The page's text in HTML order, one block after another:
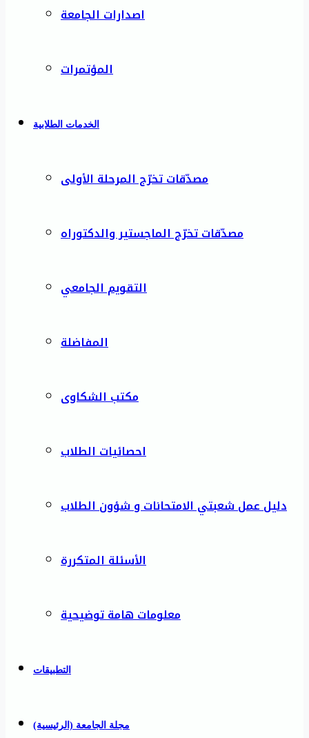
اصدارات الجامعة
المؤتمرات
الخدمات الطلابية
مصدّقات تخرّج المرحلة الأولى
مصدّقات تخرّج الماجستير والدكتوراه
التقويم الجامعي
المفاضلة
مكتب الشكاوى
احصائيات الطلاب
دليل عمل شعبتي الامتحانات و شؤون الطلاب
الأسئلة المتكررة
معلومات هامة توضيحية
التطبيقات
مجلة الجامعة (الرئيسية)